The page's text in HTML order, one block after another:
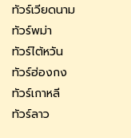
ทัวร์เวียดนาม
ทัวร์พม่า
ทัวร์ไต้หวัน
ทัวร์ฮ่องกง
ทัวร์เกาหลี
ทัวร์ลาว